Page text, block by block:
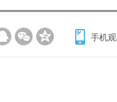
手机